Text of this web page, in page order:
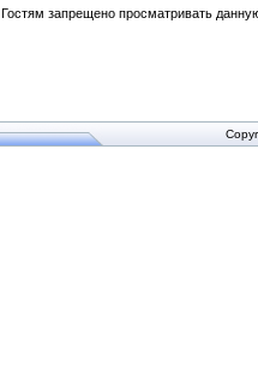
Гостям запрещено просматривать